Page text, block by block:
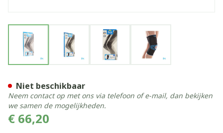
View larger imageView larger imageView larger imageView larger image
€ 66,20
Niet beschikbaar
Neem contact op met ons via telefoon of e-mail, dan bekijken
we samen de mogelijkheden.